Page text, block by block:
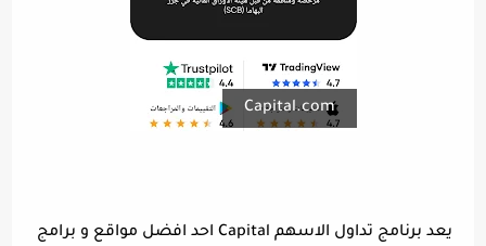
Capital.com
يعد برنامج تداول الاسهم Capital احد افضل مواقع و برامج